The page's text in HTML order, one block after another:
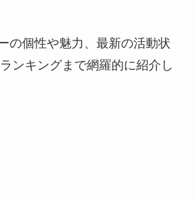
の個性や魅力、最新の活動状
ンキングまで網羅的に紹介し